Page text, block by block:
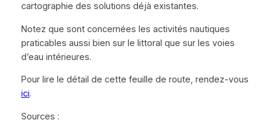
cartographie des solutions déjà existantes.
Notez que sont concernées les activités nautiques
praticables aussi bien sur le littoral que sur les voies
d’eau intérieures.
Pour lire le détail de cette feuille de route, rendez-vous
ici.
Sources :